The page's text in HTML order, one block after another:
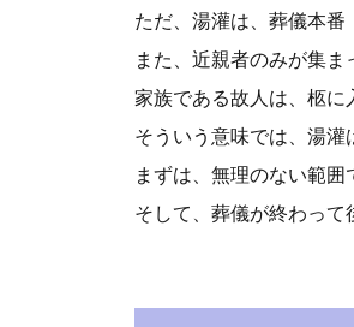
ただ、湯灌は、葬儀本番
また、近親者のみが集ま
家族である故人は、柩に
そういう意味では、湯灌
まずは、無理のない範囲
そして、葬儀が終わって